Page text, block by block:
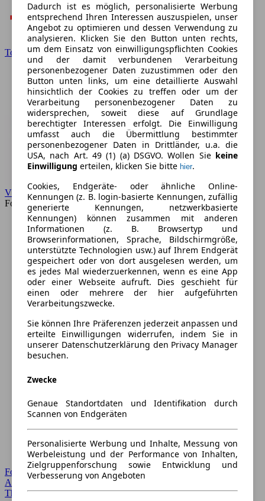
Toyota
VW
Forum
Forum Startseite
Alle Auto-Foren
Themen-Forum
Dadurch ist es möglich, personalisierte Werbung
entsprechend Ihren Interessen auszuspielen, unser
Angebot zu optimieren und dessen Verwendung zu
analysieren. Klicken Sie den Button unten rechts,
um dem Einsatz von einwilligungspflichten Cookies
und der damit verbundenen Verarbeitung
personenbezogener Daten zuzustimmen oder den
Button unten links, um eine detaillierte Auswahl
hinsichtlich der Cookies zu treffen oder um der
Verarbeitung personenbezogener Daten zu
widersprechen, soweit diese auf Grundlage
berechtigter Interessen erfolgt. Die Einwilligung
umfasst auch die Übermittlung bestimmter
personenbezogener Daten in Drittländer, u.a. die
USA, nach Art. 49 (1) (a) DSGVO. Wollen Sie keine
Einwilligung erteilen, klicken Sie bitte hier.
Cookies, Endgeräte- oder ähnliche Online-
Kennungen (z. B. login-basierte Kennungen, zufällig
generierte Kennungen, netzwerkbasierte
Kennungen) können zusammen mit anderen
Informationen (z. B. Browsertyp und
Browserinformationen, Sprache, Bildschirmgröße,
unterstützte Technologien usw.) auf Ihrem Endgerät
gespeichert oder von dort ausgelesen werden, um
es jedes Mal wiederzuerkennen, wenn es eine App
oder einer Webseite aufruft. Dies geschieht für
einen oder mehrere der hier aufgeführten
Verarbeitungszwecke.
Sie können Ihre Präferenzen jederzeit anpassen und
erteilte Einwilligungen widerrufen, indem Sie in
unserer Datenschutzerklärung den Privacy Manager
besuchen.
Zwecke
Genaue Standortdaten und Identifikation durch
Scannen von Endgeräten
Personalisierte Werbung und Inhalte, Messung von
Werbeleistung und der Performance von Inhalten,
Zielgruppenforschung sowie Entwicklung und
Verbesserung von Angeboten